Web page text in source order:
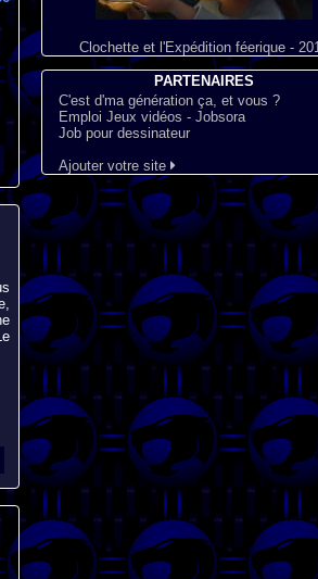
Clochette et l'Expédition féerique -
PARTENAIRES
C'est d'ma génération ça, et vous ?
Emploi Jeux vidéos - Jobsora
Job pour dessinateur
Ajouter votre site